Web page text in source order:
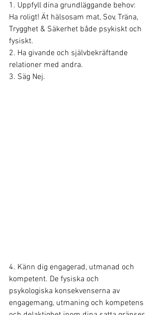
1. Uppfyll dina grundläggande behov:
Ha roligt! Ät hälsosam mat, Sov, Träna,
Trygghet & Säkerhet både psykiskt och
fysiskt.
2. Ha givande och självbekräftande
relationer med andra.
3. Säg Nej.
4. Känn dig engagerad, utmanad och
kompetent. De fysiska och
psykologiska konsekvenserna av
engagemang, utmaning och kompetens